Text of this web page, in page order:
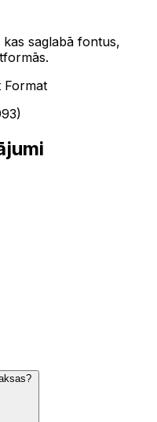
saglabā fontus,
Format